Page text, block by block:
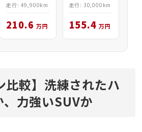
走行: 49,900km
210.6 万円
走行: 30,000km
155.4 万円
比較】洗練されたハ
力強いSUVか